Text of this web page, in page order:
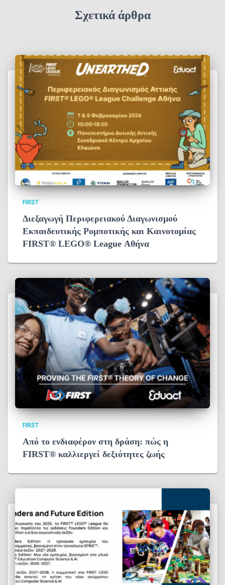
Σχετικά άρθρα
FIRST
Διεξαγωγή Περιφερειακού Διαγωνισμού
Εκπαιδευτικής Ρομποτικής και Καινοτομίας
FIRST® LEGO® League Αθήνα
FIRST
Από το ενδιαφέρον στη δράση: πώς η
FIRST®️ καλλιεργεί δεξιότητες ζωής